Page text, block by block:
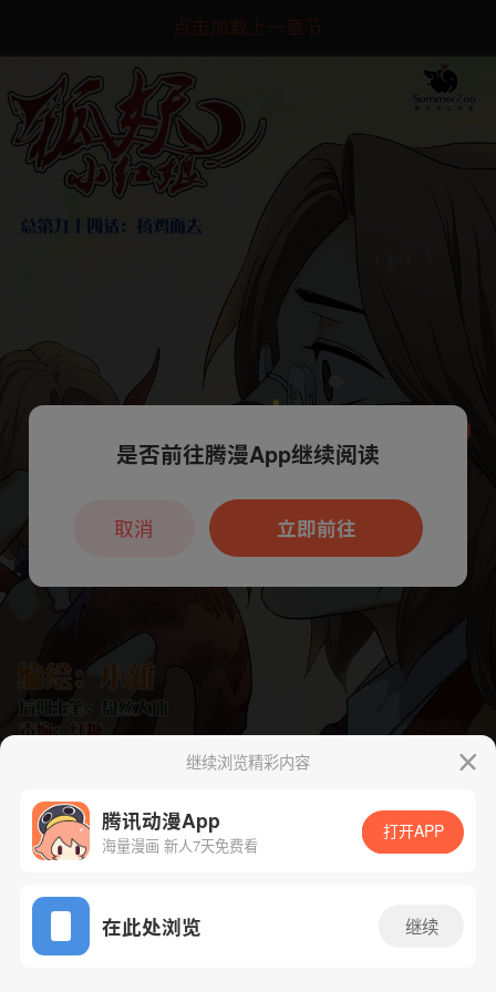
点击加载上一章节
App免费看
下一话 腾漫App免费看
继续浏览精彩内容
腾讯动漫App
海量漫画 新人7天免费看
打开APP
在此处浏览 继续
本章节仅支持App阅读，可打开App新用
户7天免费看
是否前往腾漫App继续阅读
立即前往
取消